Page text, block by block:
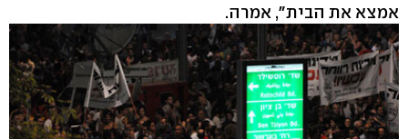
אמצא את הבית", אמרה.